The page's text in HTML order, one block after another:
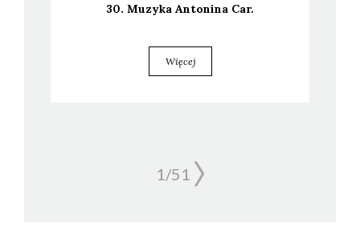
30. Muzy­ka Anto­ni­na Car.
Więcej
1/51